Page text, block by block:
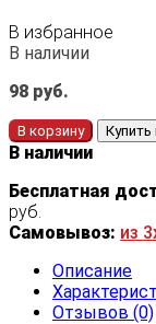
В избранное
В наличии
98 руб.
В корзину
В наличии
Бесплатная
руб.
Самовывоз: из
Описание
Отзывов (0)